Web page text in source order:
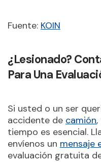
Fuente: KOIN
¿Lesionado?
Para Una
Si usted o un ser
accidente de camión
tiempo es esencial.
envíenos un mensaje
evaluación gratuita